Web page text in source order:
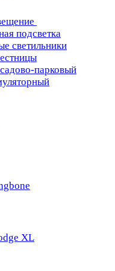
подсветка
светильники
парковый
XL